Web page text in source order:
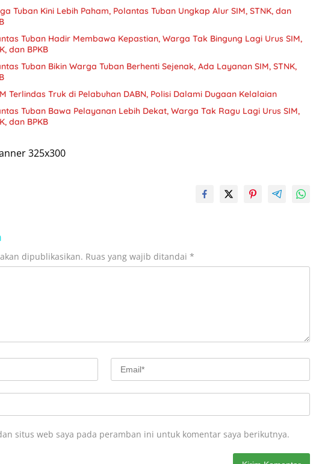
Tuban Kini Lebih Paham, Polantas Tuban Ungkap Alur SIM, STNK, dan
Tuban Hadir Membawa Kepastian, Warga Tak Bingung Lagi Urus SIM,
dan BPKB
Tuban Bikin Warga Tuban Berhenti Sejenak, Ada Layanan SIM, STNK,
Terlindas Truk di Pelabuhan DABN, Polisi Dalami Dugaan Kelalaian
Tuban Bawa Pelayanan Lebih Dekat, Warga Tak Ragu Lagi Urus SIM,
dan BPKB
dipublikasikan. Ruas yang wajib ditandai *
situs web saya pada peramban ini untuk komentar saya berikutnya.